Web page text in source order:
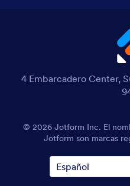
4 Embarcadero Center,
© 2026 Jotform Inc. El
Jotform son marcas